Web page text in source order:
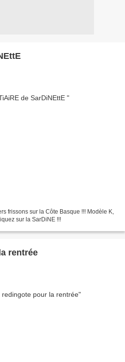
frissons sur la Côte Basque !!! Modèle K,
sur la SarDiNE !!!
rentrée